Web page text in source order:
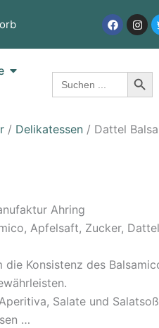
Öffne Service
Search
for:
Search Button
/ Delikatessen/ Dattel
Ahring
Apfelsaft, Zucker,
Konsistenz des
Salate und
…